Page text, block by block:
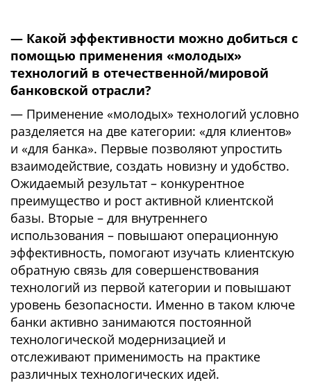
— Какой эффективности можно добиться с
помощью применения «молодых»
технологий в отечественной/мировой
банковской отрасли?
— Применение «молодых» технологий условно
разделяется на две категории: «для клиентов»
и «для банка». Первые позволяют упростить
взаимодействие, создать новизну и удобство.
Ожидаемый результат – конкурентное
преимущество и рост активной клиентской
базы. Вторые – для внутреннего
использования – повышают операционную
эффективность, помогают изучать клиентскую
обратную связь для совершенствования
технологий из первой категории и повышают
уровень безопасности. Именно в таком ключе
банки активно занимаются постоянной
технологической модернизацией и
отслеживают применимость на практике
различных технологических идей.